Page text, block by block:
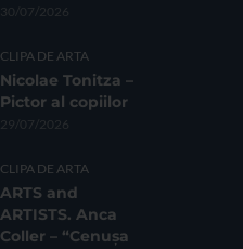
30/07/2026
CLIPA DE ARTA
Nicolae Tonitza –
Pictor al copiilor
29/07/2026
CLIPA DE ARTA
ARTS and
ARTISTS. Anca
Coller – “Cenușa